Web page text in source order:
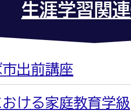
生涯学習関
出前講座
ける家庭教育学級